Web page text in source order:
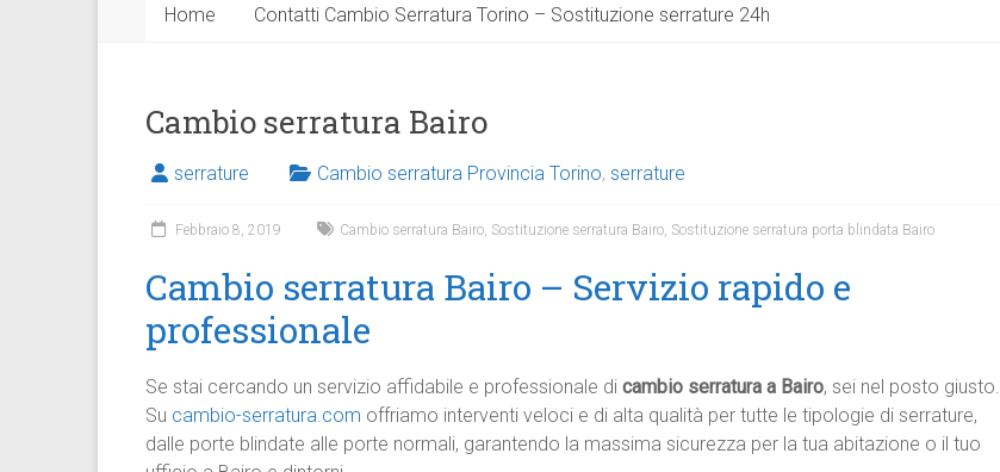
Home Contatti Cambio Serratura Torino – Sostituzione serrature 24h
Cambio serratura Bairo
serrature Cambio serratura Provincia Torino, serrature
Febbraio 8, 2019 Cambio serratura Bairo, Sostituzione serratura Bairo, Sostituzione serratura porta blindata Bairo
Cambio serratura Bairo – Servizio rapido e
professionale
Se stai cercando un servizio affidabile e professionale di cambio serratura a Bairo, sei nel posto giusto.
Su cambio-serratura.com offriamo interventi veloci e di alta qualità per tutte le tipologie di serrature,
dalle porte blindate alle porte normali, garantendo la massima sicurezza per la tua abitazione o il tuo